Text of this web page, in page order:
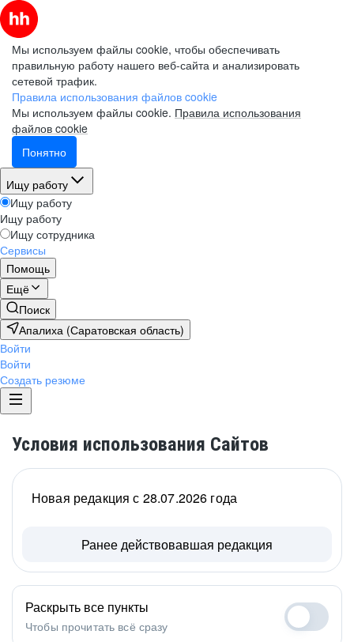
Мы используем файлы cookie, чтобы обеспечивать
правильную работу нашего веб-сайта и анализировать
сетевой трафик.
Правила использования файлов cookie
Мы используем файлы cookie. Правила использования
файлов cookie
Понятно
Ищу работу
Ищу работу
Ищу работу
Ищу сотрудника
Сервисы
Помощь
Ещё
Поиск
Апалиха (Саратовская область)
Войти
Войти
Создать резюме
Условия использования Сайтов
Новая редакция с 28.07.2026 года
Ранее действовавшая редакция
Раскрыть все пункты
Чтобы прочитать всё сразу